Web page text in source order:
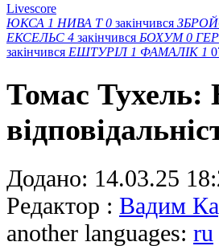
Livescore
ЮКСА 1 НИВА Т 0 закінчився
ЕКСЕЛЬС 4 закінчився БОХУМ 0
закінчився ЕШТУРІЛ 1 ФАМАЛІК 1
Томас Тухель:
Додано: 14.03.25
Редактор : Вадим
another languages: ru